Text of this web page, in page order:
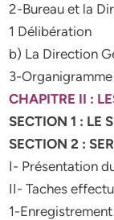
2-Bureau et la
1 Délibération
b) La Direction
3-
CHAPITRE II :
SECTION 1 : LE
SECTION 2 :
I- Présentation
II- Taches
1-